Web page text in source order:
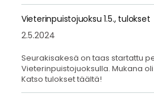
Vieterinpuistojuoksu 1.5., tulokset
2.5.2024
Seurakisakesä on taas startattu
Vieterinpuistojuoksulla. Mukana
Katso tulokset täältä!